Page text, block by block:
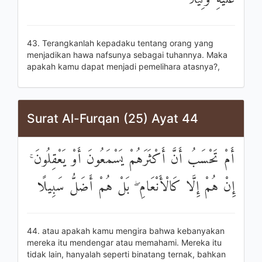
43. Terangkanlah kepadaku tentang orang yang
menjadikan hawa nafsunya sebagai tuhannya. Maka
apakah kamu dapat menjadi pemelihara atasnya?,
Surat Al-Furqan (25) Ayat 44
أَمْ تَحْسَبُ أَنَّ أَكْثَرَهُمْ يَسْمَعُونَ أَوْ يَعْقِلُونَ ۚ
إِنْ هُمْ إِلَّا كَالْأَنْعَامِ ۖ بَلْ هُمْ أَضَلُّ سَبِيلًا
44. atau apakah kamu mengira bahwa kebanyakan
mereka itu mendengar atau memahami. Mereka itu
tidak lain, hanyalah seperti binatang ternak, bahkan